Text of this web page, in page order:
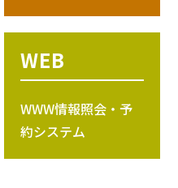
WEB
WWW情報照会・予
約システム